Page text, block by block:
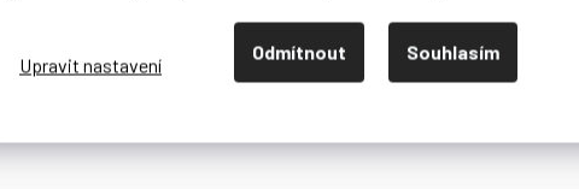
Odmítnout Souhlasím